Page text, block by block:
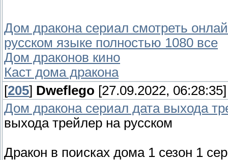
Дом дракона сериал смотреть
русском языке полностью 1080 все
Дом драконов кино
Каст дома дракона
[205] Dweflego [27.09.2022, 06:28:35]
Дом дракона сериал дата выхода
выхода трейлер на русском
Дракон в поисках дома 1 сезон 1